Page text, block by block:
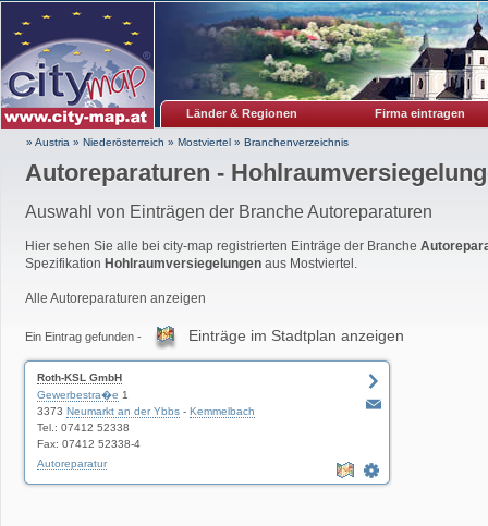
Länder & Regionen Firma eintragen
» Austria » Niederösterreich » Mostviertel » Branchenverzeichnis
Autoreparaturen -
Auswahl von Einträgen der Branche Autoreparaturen
Hier sehen Sie alle bei city-map registrierten Einträge der Branche
Spezifikation Hohlraumversiegelungen aus Mostviertel.
Alle Autoreparaturen anzeigen
Ein Eintrag gefunden - Einträge im Stadtplan anzeigen
Roth-KSL GmbH
Gewerbestra�e 1
3373 Neumarkt an der Ybbs - Kemmelbach
Tel.: 07412 52338
Fax: 07412 52338-4
Autoreparatur